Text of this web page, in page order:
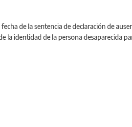
de la sentencia de declaración de
la identidad de la persona desaparecida